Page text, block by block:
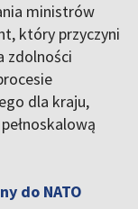
ministrów
który przyczyni
zdolności
dla kraju,
do NATO